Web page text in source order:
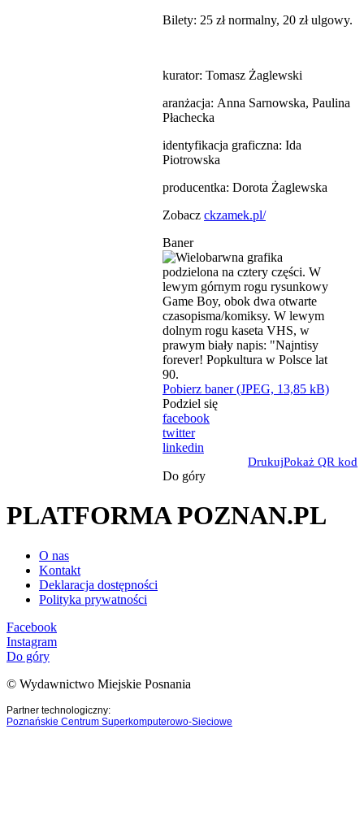
Bilety: 25 zł normalny, 20 zł ulgowy.
kurator: Tomasz Żaglewski
aranżacja: Anna Sarnowska, Paulina
Płachecka
identyfikacja graficzna: Ida
Piotrowska
producentka: Dorota Żaglewska
Zobacz ckzamek.pl/
Baner
Pobierz baner (JPEG, 13,85 kB)
Podziel się
facebook
twitter
linkedin
DrukujPokaż QR kod
Do góry
PLATFORMA POZNAN.PL
O nas
Kontakt
Deklaracja dostępności
Polityka prywatności
Facebook
Instagram
Do góry
© Wydawnictwo Miejskie Posnania
Partner technologiczny:
Poznańskie Centrum Superkomputerowo-Sieciowe